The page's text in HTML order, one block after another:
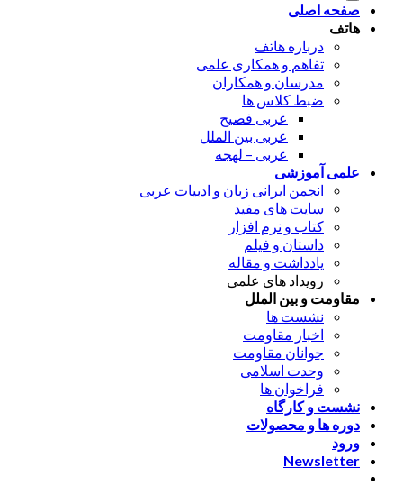
صفحه اصلی
هاتف
درباره هاتف
تفاهم و همکاری علمی
مدرسان و همکاران
ضبط کلاس ها
عربی فصیح
عربی بین الملل
عربی – لهجه
علمی آموزشی
انجمن ایرانی زبان و ادبیات عربی
سایت های مفید
کتاب و نرم افزار
داستان و فیلم
یادداشت و مقاله
رویداد های علمی
مقاومت و بین الملل
نشست ها
اخبار مقاومت
جوانان مقاومت
وحدت اسلامی
فراخوان ها
نشست و کارگاه
دوره ها و محصولات
ورود
Newsletter